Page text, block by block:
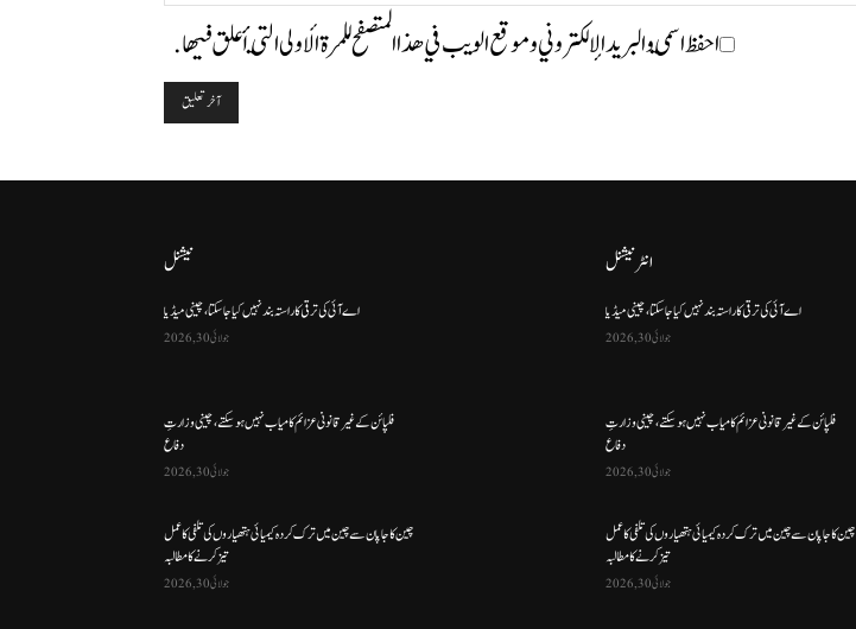
احفظ اسمي والبريد الإلكتروني وموقع الويب في هذا المتصفح للمرة الأولى التي أعلق فيها.
نیشنل
اے آئی کی ترقی کا راستہ بند نہیں کیا جا سکتا، چینی میڈیا
جولائی 30, 2026
فلپائن کے غیر قانونی عزائم کامیاب نہیں ہو سکتے ، چینی وزارتِ
دفاع
جولائی 30, 2026
چین کا جاپان سے چین میں ترک کردہ کیمیائی ہتھیاروں کی تلفی کا عمل
تیز کرنے کا مطالبہ
جولائی 30, 2026
انٹرنیشنل
اے آئی کی ترقی کا راستہ بند نہیں کیا جا سکتا، چینی میڈیا
جولائی 30, 2026
فلپائن کے غیر قانونی عزائم کامیاب نہیں ہو سکتے ، چینی وزارتِ
دفاع
جولائی 30, 2026
چین کا جاپان سے چین میں ترک کردہ کیمیائی ہتھیاروں کی تلفی کا عمل
تیز کرنے کا مطالبہ
جولائی 30, 2026